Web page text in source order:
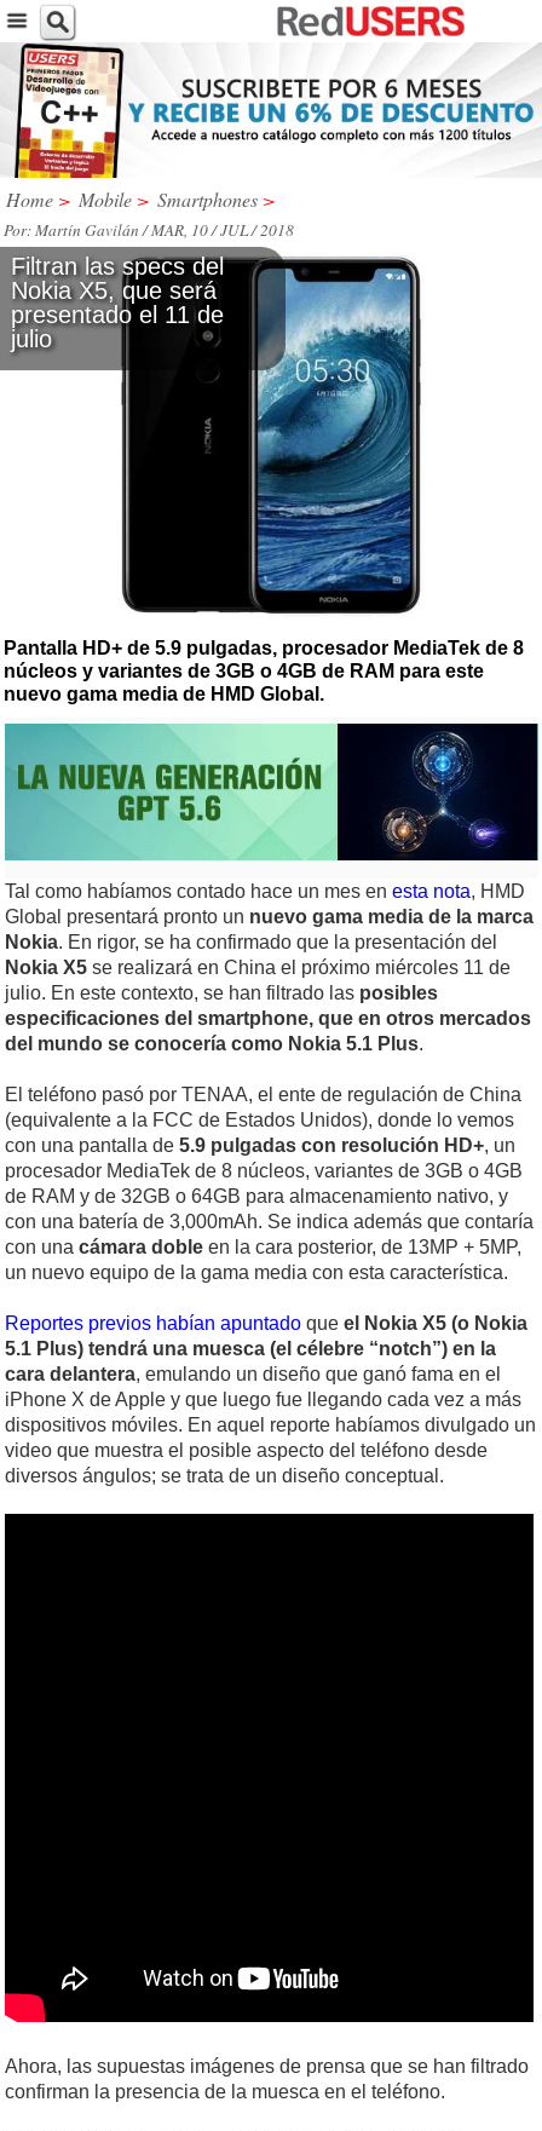
Home > Mobile > Smartphones >
Por: Martín Gavilán / MAR, 10 / JUL / 2018
Filtran las specs del
Nokia X5, que será
presentado el 11 de
julio
Pantalla HD+ de 5.9 pulgadas, procesador MediaTek de 8
núcleos y variantes de 3GB o 4GB de RAM para este
nuevo gama media de HMD Global.
Tal como habíamos contado hace un mes en esta nota, HMD
Global presentará pronto un nuevo gama media de la marca
Nokia. En rigor, se ha confirmado que la presentación del
Nokia X5 se realizará en China el próximo miércoles 11 de
julio. En este contexto, se han filtrado las posibles
especificaciones del smartphone, que en otros mercados
del mundo se conocería como Nokia 5.1 Plus.
El teléfono pasó por TENAA, el ente de regulación de China
(equivalente a la FCC de Estados Unidos), donde lo vemos
con una pantalla de 5.9 pulgadas con resolución HD+, un
procesador MediaTek de 8 núcleos, variantes de 3GB o 4GB
de RAM y de 32GB o 64GB para almacenamiento nativo, y
con una batería de 3,000mAh. Se indica además que contaría
con una cámara doble en la cara posterior, de 13MP + 5MP,
un nuevo equipo de la gama media con esta característica.
Reportes previos habían apuntado que el Nokia X5 (o Nokia
5.1 Plus) tendrá una muesca (el célebre “notch”) en la
cara delantera, emulando un diseño que ganó fama en el
iPhone X de Apple y que luego fue llegando cada vez a más
dispositivos móviles. En aquel reporte habíamos divulgado un
video que muestra el posible aspecto del teléfono desde
diversos ángulos; se trata de un diseño conceptual.
Ahora, las supuestas imágenes de prensa que se han filtrado
confirman la presencia de la muesca en el teléfono.